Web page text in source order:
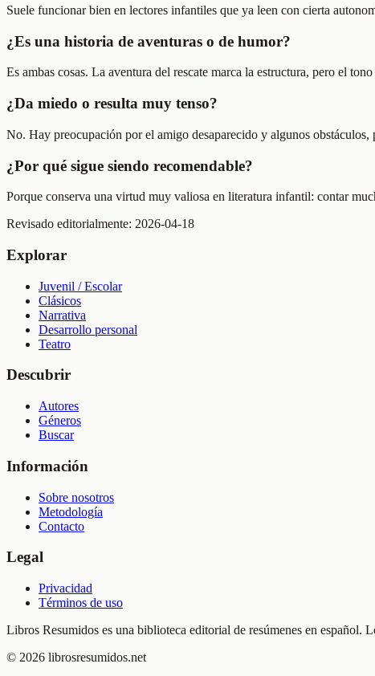
Suele funcionar bien en lectores infantiles que ya leen con cierta
¿Es una historia de aventuras o de humor?
Es ambas cosas. La aventura del rescate marca la estructura, pero el
¿Da miedo o resulta muy tenso?
No. Hay preocupación por el amigo desaparecido y algunos
¿Por qué sigue siendo recomendable?
Porque conserva una virtud muy valiosa en literatura infantil: contar
Revisado editorialmente: 2026-04-18
Explorar
Juvenil / Escolar
Clásicos
Narrativa
Desarrollo personal
Teatro
Descubrir
Autores
Géneros
Buscar
Información
Sobre nosotros
Metodología
Contacto
Legal
Privacidad
Términos de uso
Libros Resumidos es una biblioteca editorial de resúmenes en español.
© 2026 librosresumidos.net